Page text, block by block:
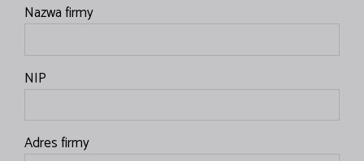
Nazwa firmy
NIP
Adres firmy